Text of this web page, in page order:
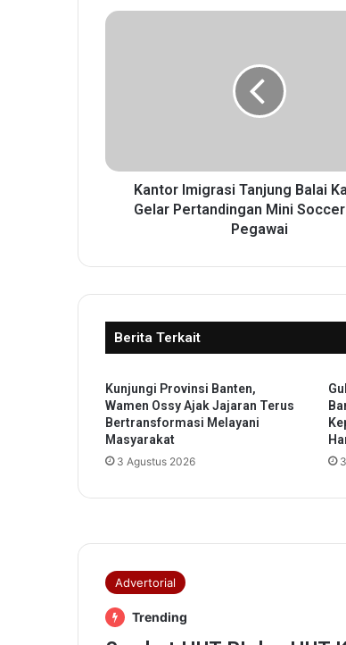
K
i
i
n
u
g
B
a
a
r
m
n
G
Kantor Imigrasi Tanjung Balai
Gelar Pertandingan Mini
Pegawai
Berita Terkait
Kunjungi Provinsi Banten,
Wamen Ossy Ajak Jajaran Terus
Bertransformasi Melayani
Masyarakat
3 Agustus 2026